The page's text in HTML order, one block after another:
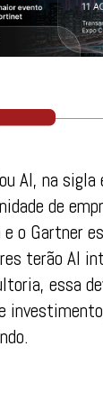
AI, na sigla
de
o Gartner
terão AI
essa